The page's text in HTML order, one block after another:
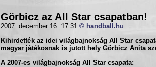
Görbicz az All Star csapatban!
2007. december 16. 17:31 © handball.hu
Kihirdették az idei világbajnokságAll Star
magyar játékosnak is jutott hely Görbicz Anita
A 2007-es világbajnokság All Star csapata: